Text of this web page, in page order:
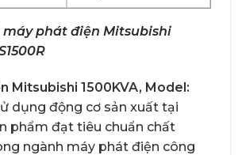
máy phát điện Mitsubishi
Mitsubishi 1500KVA, Model:
dụng động cơ sản xuất tại
phẩm đạt tiêu chuẩn chất
ngành máy phát điện công